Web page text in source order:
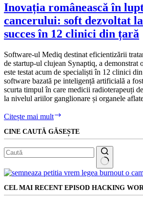
Inovația românească în
cancerului: soft dezvoltat
succes în 12 clinici din țară
Software-ul Mediq destinat eficientizării
de startup-ul clujean Synaptiq, a demonstrat
este testat acum de specialiști în 12 clinici
software bazată pe inteligență artificială a
scurta timpul în care medicii radioterapeuți
la nivelul ariilor ganglionare și organele
Citește mai mult
în
lupta
împotriva
cancerului:
dezvoltat
la
Cluj,
CINE CAUTĂ GĂSEȘTE
Niciun
CEL MAI RECENT EPISOD HACKING